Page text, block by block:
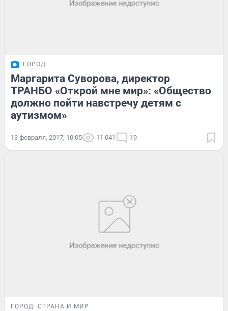
ГОРОД
Маргарита Суворова, директор
ТРАНБО «Открой мне мир»: «Общество
должно пойти навстречу детям с
аутизмом»
13 февраля, 2017, 10:05 11 041 19
ГОРОД СТРАНА И МИР